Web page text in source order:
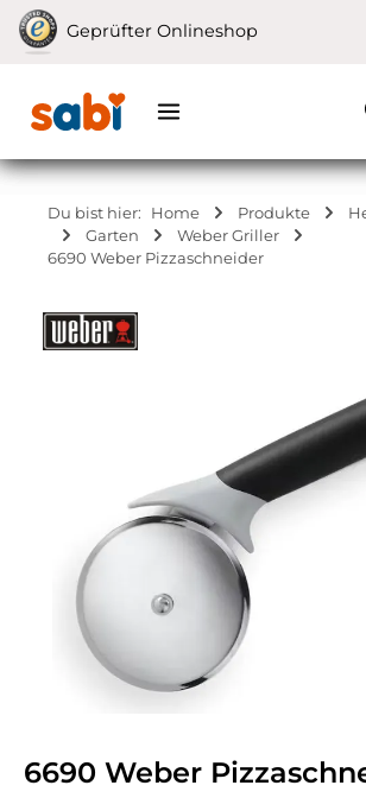
Zum Hauptinhalt springen
Geprüfter Onlineshop
Du bist hier: Home Produkte
Garten
Weber Griller
6690 Weber Pizzaschneider
6690 Weber